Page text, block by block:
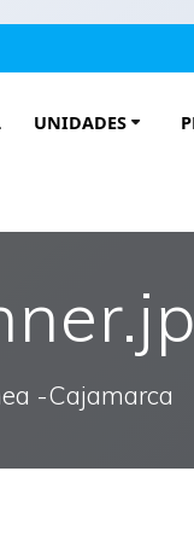
UNIDADES
-Cajamarca